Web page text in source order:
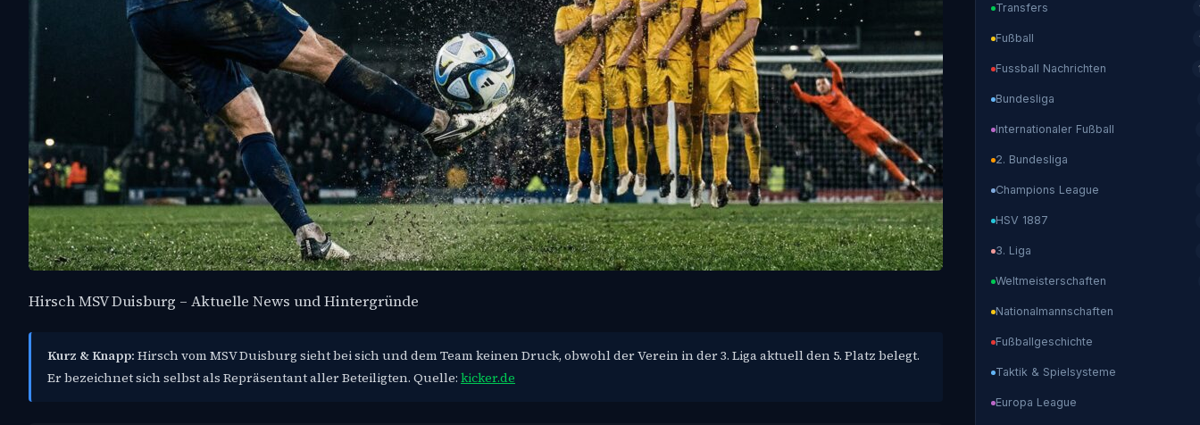
Hirsch MSV Duisburg – Aktuelle News und Hintergründe
Kurz & Knapp: Hirsch vom MSV Duisburg sieht bei sich und dem Team keinen Druck, obwohl der Verein in der 3. Liga aktuell den 5. Platz belegt.
Er bezeichnet sich selbst als Repräsentant aller Beteiligten. Quelle: kicker.de
Transfers
Fußball
Fussball Nachrichten
Bundesliga
Internationaler Fußball
2. Bundesliga
Champions League
HSV 1887
3. Liga
Weltmeisterschaften
Nationalmannschaften
Fußballgeschichte
Taktik & Spielsysteme
Europa League